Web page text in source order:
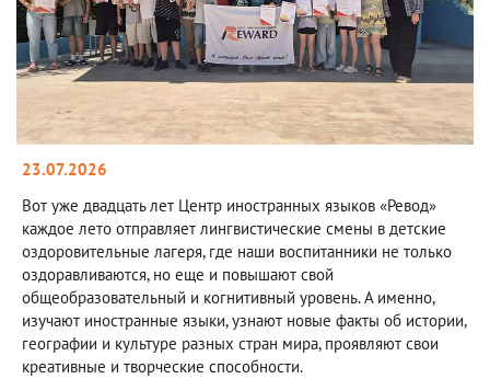
23.07.2026
Вот уже двадцать лет Центр иностранных языков «Ревод»
каждое лето отправляет лингвистические смены в детские
оздоровительные лагеря, где наши воспитанники не только
оздоравливаются, но еще и повышают свой
общеобразовательный и когнитивный уровень. А именно,
изучают иностранные языки, узнают новые факты об истории,
географии и культуре разных стран мира, проявляют свои
креативные и творческие способности.